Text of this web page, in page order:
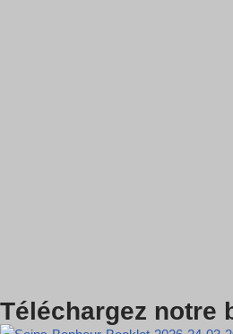
Téléchargez notre